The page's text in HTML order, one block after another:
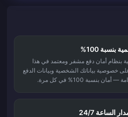
100%
بنظام أمان دفع مشفر ومعتمد في هذا
خصوصية بياناتك الشخصية وبيانات الدفع
بنسبة 100% في كل مرة.
الساعة 24/7